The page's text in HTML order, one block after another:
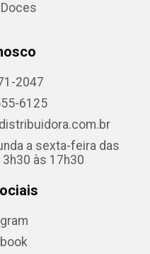
2047
6125
a sexta-feira das
às 17h30